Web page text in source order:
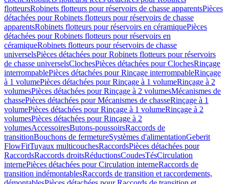
flotteursRobinets flotteurs pour réservoirs de chasse apparentsPièces
détachées pour Robinets flotteurs pour réservoirs de chasse
apparentsRobinets flotteurs pour réservoirs en céramiquePièces
détachées pour Robinets flotteurs pour réservoirs en
céramiqueRobinets flotteurs pour réservoirs de chasse
universelsPièces détachées pour Robinets flotteurs pour réservoirs
de chasse universelsClochesPièces détachées pour ClochesRinçage
interrompablePièces détachées pour Rinçage interrompableRinçage
à 1 volumePièces détachées pour Rinçage à 1 volumeRinçage à 2
volumesPièces détachées pour Rinçage à 2 volumesMécanismes de
chassePièces détachées pour Mécanismes de chasseRinçage à 1
volumePièces détachées pour Rinçage à 1 volumeRinçage à 2
volumesPièces détachées pour Rinçage à 2
volumesAccessoiresButons-poussoirsRaccords de
transitionBouchons de fermetureSystèmes d'alimentationGeberit
FlowFitTuyaux multicouchesRaccordsPièces détachées pour
RaccordsRaccords droitsRéductionsCoudesTésCirculation
internePièces détachées pour Circulation interneRaccords de
transition indémontablesRaccords de transition et raccordements,